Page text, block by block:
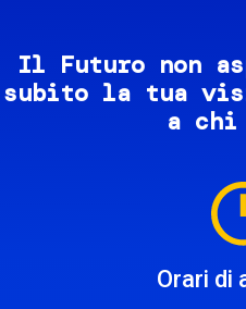
Il Futuro non
subito la tua
a
Orari di